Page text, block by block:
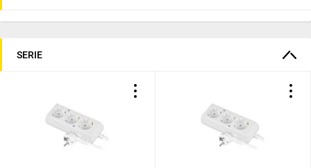
SERIE